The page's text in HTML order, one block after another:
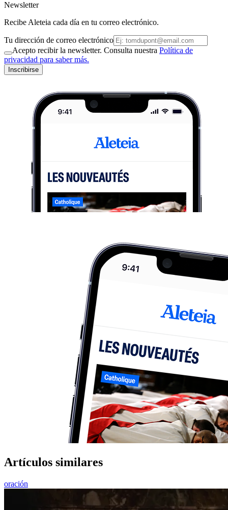
Newsletter
Recibe Aleteia cada día en tu correo electrónico.
Tu dirección de correo electrónico
Acepto recibir la newsletter. Consulta nuestra Política de
privacidad para saber más.
Inscribirse
Artículos similares
oración